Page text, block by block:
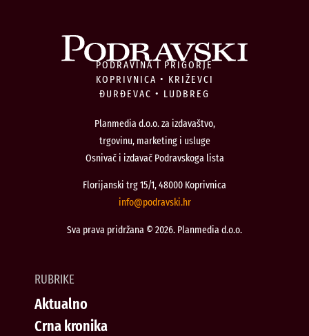
PODRAVINA I PRIGORJE
KOPRIVNICA • KRIŽEVCI
ĐURĐEVAC • LUDBREG
Planmedia d.o.o. za izdavaštvo,
trgovinu, marketing i usluge
Osnivač i izdavač Podravskoga lista
Florijanski trg 15/1, 48000 Koprivnica
rh.iksvardop
@ofni
Sva prava pridržana © 2026. Planmedia d.o.o.
RUBRIKE
Aktualno
Crna kronika